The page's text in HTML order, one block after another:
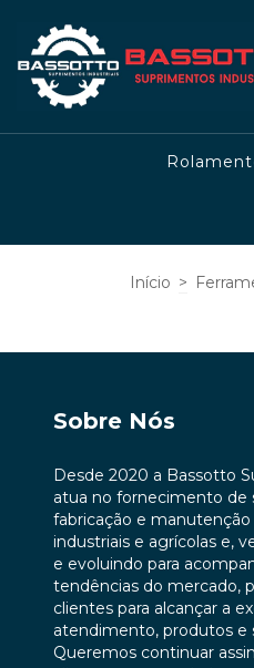
Início >
Sobre Nós
Desde 2020 a Bassotto
atua no fornecimento de
fabricação e
industriais e agrícolas e,
e evoluindo para
tendências do mercado,
clientes para alcançar a
atendimento, produtos e
Queremos continuar